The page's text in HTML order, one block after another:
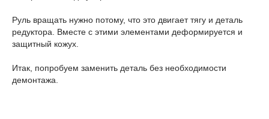
Руль вращать нужно потому, что это двигает тягу и деталь
редуктора. Вместе с этими элементами деформируется и
защитный кожух.
Итак, попробуем заменить деталь без необходимости
демонтажа.